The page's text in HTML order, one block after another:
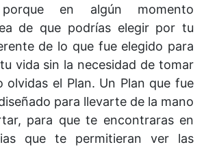
porque en algún momento
de que podrías elegir por tu
de lo que fue elegido para
vida sin la necesidad de tomar
olvidas el Plan. Un Plan que fue
para llevarte de la mano
para que te encontraras en
que te permitieran ver las